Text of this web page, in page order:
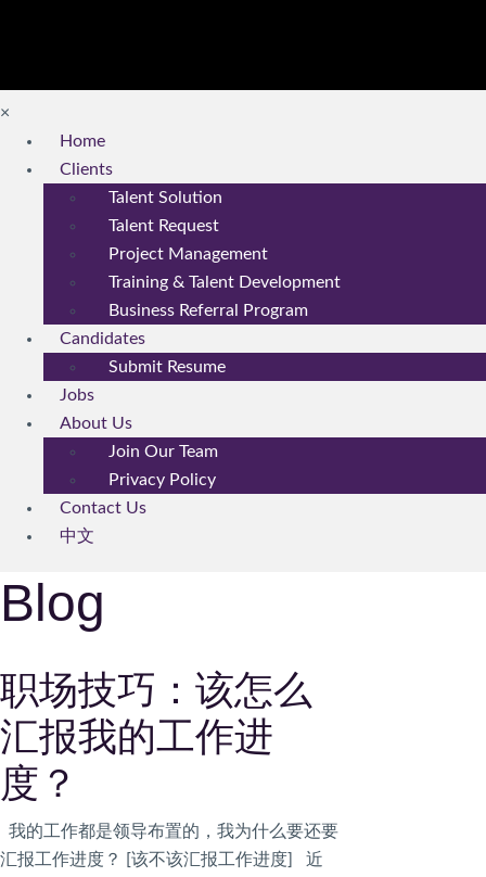
×
Home
Clients
Talent Solution
Talent Request
Project Management
Training & Talent Development
Business Referral Program
Candidates
Submit Resume
Jobs
About Us
Join Our Team
Privacy Policy
Contact Us
中文
Blog
职场技巧：该怎么
汇报我的工作进
度？
我的工作都是领导布置的，我为什么要还要
汇报工作进度？ ​​[该不该汇报工作进度] 近